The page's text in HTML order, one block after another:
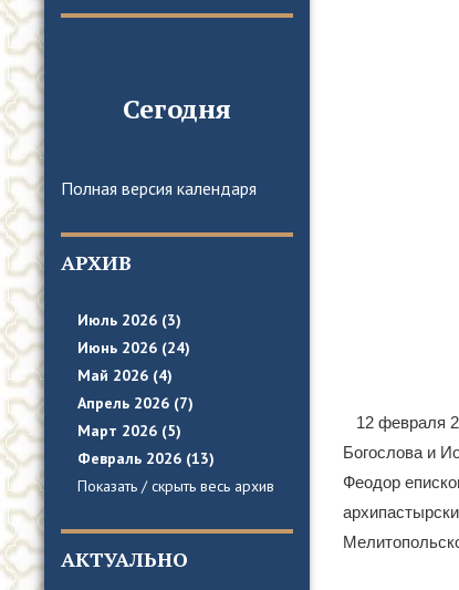
Сегодня
Полная версия календаря
АРХИВ
Июль 2026 (3)
Июнь 2026 (24)
Май 2026 (4)
Апрель 2026 (7)
Март 2026 (5)
Февраль 2026 (13)
Показать / скрыть весь архив
АКТУАЛЬНО
12 февраля
Богослова и
Феодор